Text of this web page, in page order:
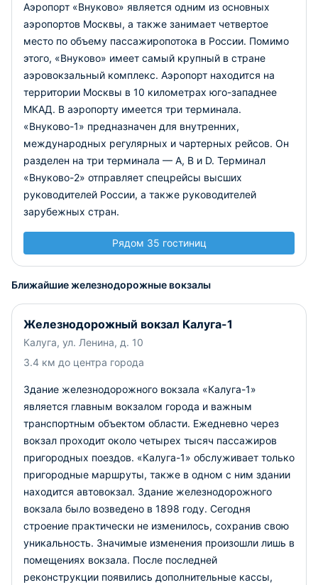
Аэропорт «Внуково» является одним из основных
аэропортов Москвы, а также занимает четвертое
место по объему пассажиропотока в России. Помимо
этого, «Внуково» имеет самый крупный в стране
аэровокзальный комплекс. Аэропорт находится на
территории Москвы в 10 километрах юго-западнее
МКАД. В аэропорту имеется три терминала.
«Внуково-1» предназначен для внутренних,
международных регулярных и чартерных рейсов. Он
разделен на три терминала — А, В и D. Терминал
«Внуково-2» отправляет спецрейсы высших
руководителей России, а также руководителей
зарубежных стран.
Рядом 35 гостиниц
Ближайшие железнодорожные вокзалы
Железнодорожный вокзал Калуга-1
Калуга, ул. Ленина, д. 10
3.4 км до центра города
Здание железнодорожного вокзала «Калуга-1»
является главным вокзалом города и важным
транспортным объектом области. Ежедневно через
вокзал проходит около четырех тысяч пассажиров
пригородных поездов. «Калуга-1» обслуживает только
пригородные маршруты, также в одном с ним здании
находится автовокзал. Здание железнодорожного
вокзала было возведено в 1898 году. Сегодня
строение практически не изменилось, сохранив свою
уникальность. Значимые изменения произошли лишь в
помещениях вокзала. После последней
реконструкции появились дополнительные кассы,